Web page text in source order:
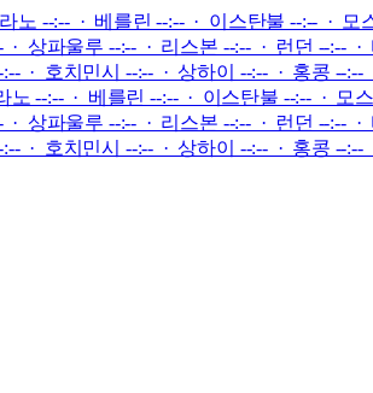
--:-- · 베를린 --:-- · 이스탄불 --:-- · 모
· 상파울루 --:-- · 리스본 --:-- · 런던 --:--
· 호치민시 --:-- · 상하이 --:-- · 홍콩 --:--
--:-- · 베를린 --:-- · 이스탄불 --:-- · 모
· 상파울루 --:-- · 리스본 --:-- · 런던 --:--
· 호치민시 --:-- · 상하이 --:-- · 홍콩 --:--